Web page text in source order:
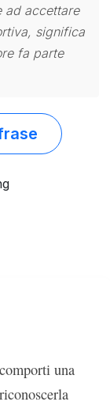
ad accettare
significa
fa parte
una